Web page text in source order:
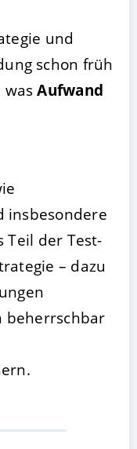
und
schon früh
wasAufwand
insbesondere
Teil der Test-
– dazu
beherrschbar